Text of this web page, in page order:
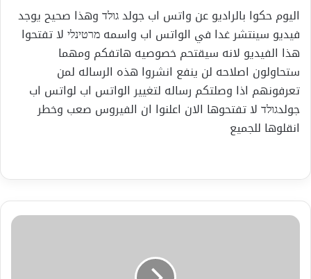
اليوم حكوا بالراديو عن واتس اب جولد גולד وهذا صحيح يوجد
فيديو سينتشر غدا في الواتس اب واسمه מרטינלי لا تفتحوا
هذا الفيديو لانه سيقتحم خصوصيه هاتفكم ومهما
ستحاولون اصلاحه لن ينفع انشروا هذه الرساله لمن
تعرفونهم اذا وصلتكم رساله لتغيير الواتس اب لواتس اب
جولدגולד لا تفتحوها الان اعلنوا ان الفيروس صعب وخطر
انقلوها للجميع
تعرف